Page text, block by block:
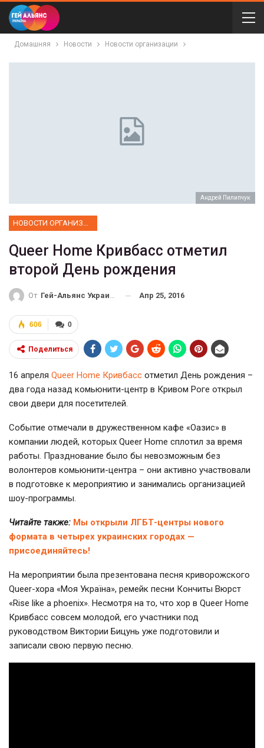
Домашняя Новости Новости организации
Андрей Пилипчук
Queer Home Кривбасс отметил
второй День рождения
От Гей-Альянс Украина Апр 25, 2016
0
606
Поделиться
16 апреля Queer Home Кривбасс отметил День рождения –
два года назад комьюнити-центр в Кривом Роге открыл
свои двери для посетителей.
Событие отмечали в дружественном кафе «Оазис» в
компании людей, которых Queer Home сплотил за время
работы. Празднование было бы невозможным без
волонтеров комьюнити-центра – они активно участвовали
в подготовке к мероприятию и занимались организацией
шоу-программы.
Читайте также: Мы открыли ЛГБТ-центры нового
формата в четырех украинских городах —
присоединяйтесь!
На мероприятии была презентована песня криворожского
Queer-хора «Моя Україна», ремейк песни Кончиты Вюрст
«Rise like a phoenix». Несмотря на то, что хор в Queer Home
Кривбасс совсем молодой, его участники под
руководством Виктории Бицунь уже подготовили и
записали свою первую песню.